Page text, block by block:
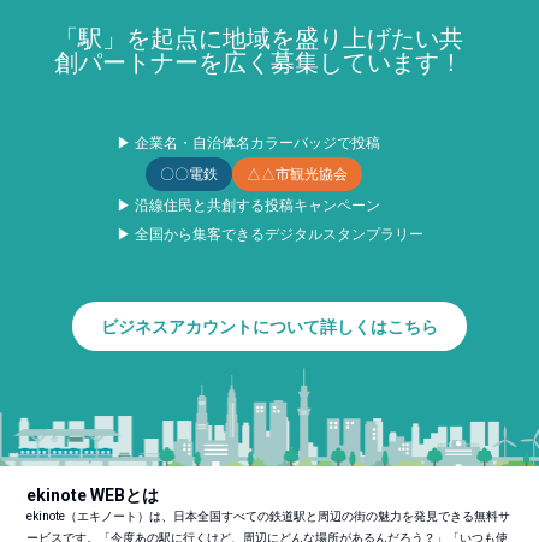
「駅」を起点に地域を盛り上げたい共
創パートナーを広く募集しています！
▶ 企業名・自治体名カラーバッジで投稿
〇〇電鉄
△△市観光協会
▶ 沿線住民と共創する投稿キャンペーン
▶ 全国から集客できるデジタルスタンプラリー
ビジネスアカウントについて詳しくはこちら
ekinote WEBとは
ekinote（エキノート）は、日本全国すべての鉄道駅と周辺の街の魅力を発見できる無料サ
ービスです。「今度あの駅に行くけど、周辺にどんな場所があるんだろう？」「いつも使